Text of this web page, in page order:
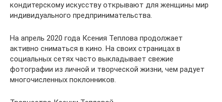
кондитерскому искусству открывают для женщины мир
индивидуального предпринимательства.
На апрель 2020 года Ксения Теплова продолжает
активно сниматься в кино. На своих страницах в
социальных сетях часто выкладывает свежие
фотографии из личной и творческой жизни, чем радует
многочисленных поклонников.